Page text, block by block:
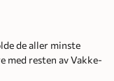
de aller minste
med resten av Vakke-